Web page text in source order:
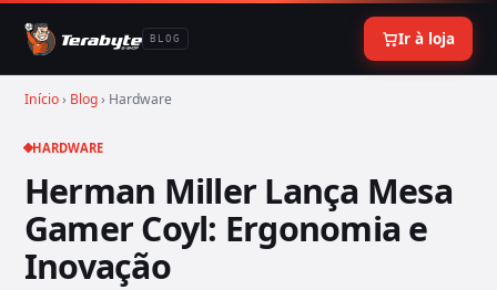
BLOG Ir à loja
Início› Blog› Hardware
HARDWARE
Herman Miller Lança Mesa
Gamer Coyl: Ergonomia e
Inovação